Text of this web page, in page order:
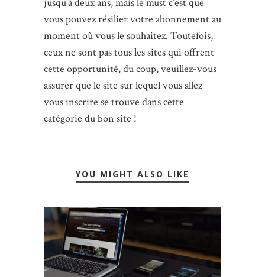
jusqu’à deux ans, mais le must c’est que
vous pouvez résilier votre abonnement au
moment où vous le souhaitez. Toutefois,
ceux ne sont pas tous les sites qui offrent
cette opportunité, du coup, veuillez-vous
assurer que le site sur lequel vous allez
vous inscrire se trouve dans cette
catégorie du bon site !
YOU MIGHT ALSO LIKE